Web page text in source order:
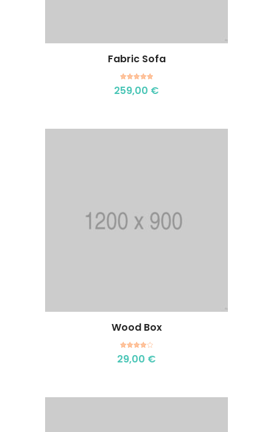
Fabric Sofa
Valutato
5.00su 5
259,00 €
Wood Box
Valutato
4.00su
29,00 €
Aggiungi al carrello
Aggiungi al carrello